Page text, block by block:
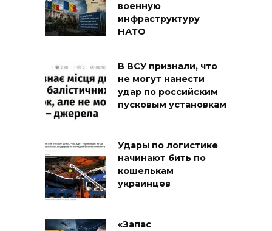
военную
инфраструктуру
НАТО
В ВСУ признали, что
не могут нанести
удар по российским
пусковым установкам
Удары по логистике
начинают бить по
кошелькам
украинцев
«Запас